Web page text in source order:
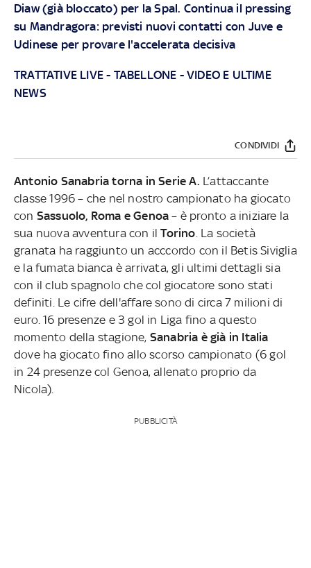
Diaw (già bloccato) per la Spal. Continua il pressing
su Mandragora: previsti nuovi contatti con Juve e
Udinese per provare l'accelerata decisiva
TRATTATIVE LIVE - TABELLONE -VIDEO E ULTIME
NEWS
CONDIVIDI
Antonio Sanabria torna in Serie A. L’attaccante
classe 1996 – che nel nostro campionato ha giocato
con Sassuolo, Roma e Genoa – è pronto a iniziare la
sua nuova avventura con ilTorino . La società
granata ha raggiunto un acccordo con il Betis Siviglia
e la fumata bianca è arrivata, gli ultimi dettagli sia
con il club spagnolo che col giocatore sono stati
definiti. Le cifre dell'affare sono di circa 7 milioni di
euro. 16 presenze e 3 gol in Liga fino a questo
momento della stagione, Sanabria è già in Italia
dove ha giocato fino allo scorso campionato (6 gol
in 24 presenze col Genoa, allenato proprio da
Nicola).
PUBBLICITÀ